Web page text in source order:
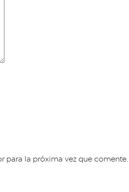
para la próxima vez que comente.